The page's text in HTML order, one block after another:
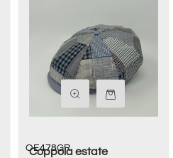
Quantità
OE478GR
Coppola estate